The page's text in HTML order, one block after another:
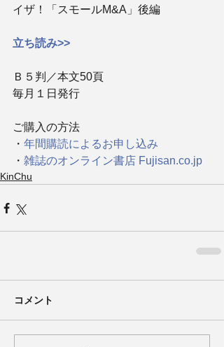
イザ！「スモールM&A」後編
立ち読み>>
Ｂ５判／本文50頁
毎月１日発行
ご購入の方法
・ 年間購読によるお申し込み
・ 雑誌のオンライン書店 Fujisan.co.jp
KinChu
コメント